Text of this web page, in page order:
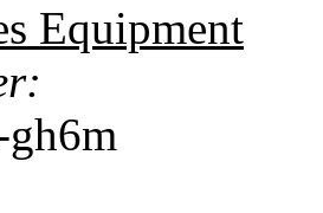
Equipment